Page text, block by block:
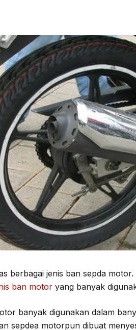
berbagai jenis ban sepda
ban motor yang banyak
banyak digunakan dalam
sepdea motorpun dibuat